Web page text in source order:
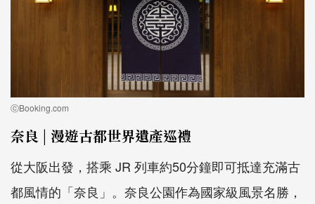
ⓒBooking.com
奈良 | 漫遊古都世界遺產巡禮
從大阪出發，搭乘 JR 列車約50分鐘即可抵達充滿古
都風情的「奈良」。奈良公園作為國家級風景名勝，